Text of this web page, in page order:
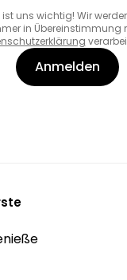
ist uns wichtig! Wir
in Übereinstimmung
Anmelden